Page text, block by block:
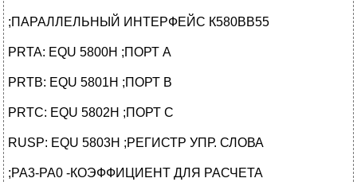
;ПАРАЛЛЕЛЬНЫЙ ИНТЕРФЕЙС К580ВВ55
PRTA: EQU 5800H ;ПОРТ A
PRTB: EQU 5801H ;ПОРТ B
PRTC: EQU 5802H ;ПОРТ C
RUSP: EQU 5803H ;РЕГИСТР УПР. СЛОВА
;PA3-PA0 -КОЭФФИЦИЕНТ ДЛЯ РАСЧЕТА